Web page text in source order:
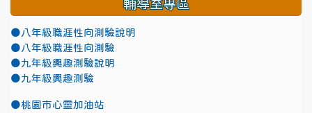
輔導室專區
●八年級職涯性向測驗說明
●八年級職涯性向測驗
●九年級興趣測驗說明
●九年級興趣測驗
●桃園市心靈加油站